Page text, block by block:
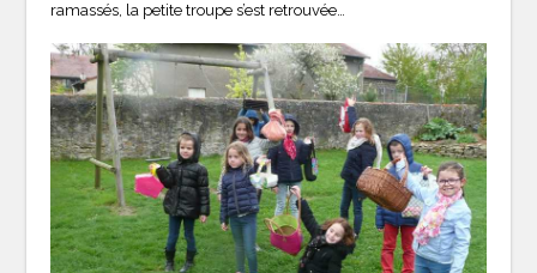
ramassés, la petite troupe s’est retrouvée…